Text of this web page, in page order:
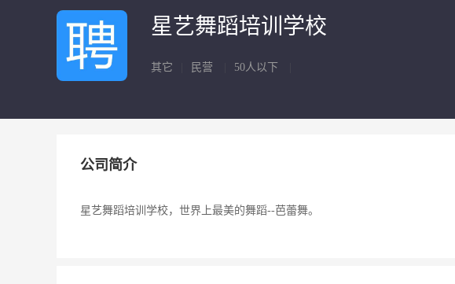
星艺舞蹈培训学校
其它 民营 50人以下
公司简介
星艺舞蹈培训学校，世界上最美的舞蹈--芭蕾舞。